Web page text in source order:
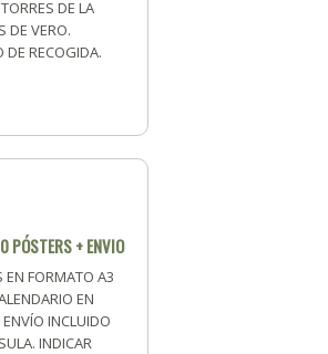
DE LA
DE VERO.
DE RECOGIDA.
PÓSTERS + ENVIO
EN FORMATO A3
EN
INCLUIDO
INDICAR